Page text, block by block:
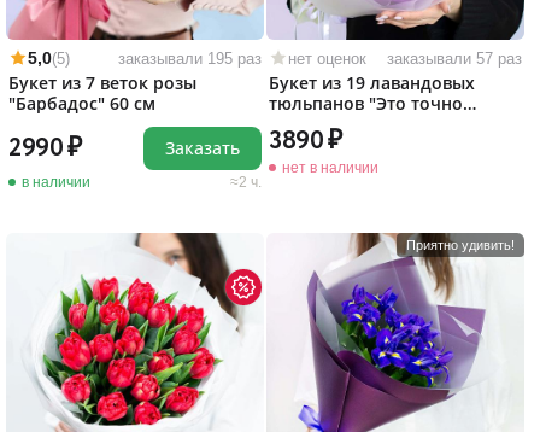
5,0(5) заказывали 195 раз
Букет из 7 веток розы
"Барбадос" 60 см
2990
в наличии 2 ч.
Заказать
нет оценок заказывали 57 раз
Букет из 19 лавандовых
тюльпанов "Это точно
любовь!"
3890
нет в наличии
Приятно удивить!